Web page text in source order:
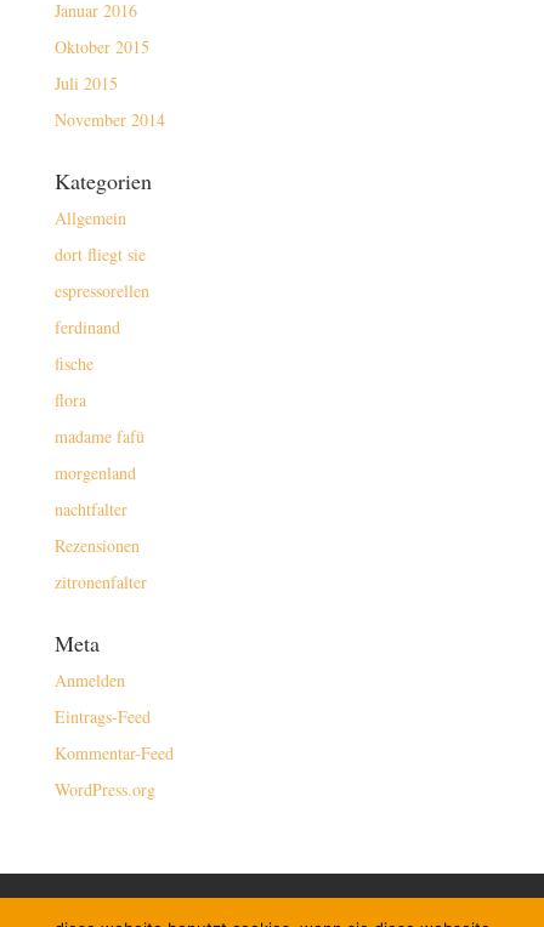
Januar 2016
Oktober 2015
Juli 2015
November 2014
Kategorien
Allgemein
dort fliegt sie
espressorellen
ferdinand
fische
flora
madame fafü
morgenland
nachtfalter
Rezensionen
zitronenfalter
Meta
Anmelden
Eintrags-Feed
Kommentar-Feed
WordPress.org
kontakt/buchen
impressum